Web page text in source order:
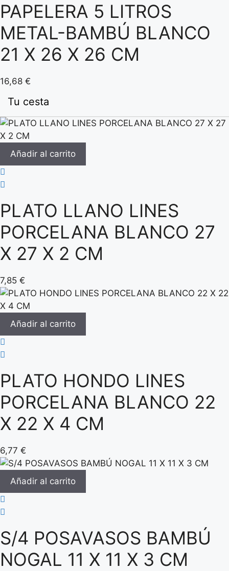
PAPELERA 5 LITROS
METAL-BAMBÚ BLANCO
21 X 26 X 26 CM
16,68 €
Tu cesta
Añadir al carrito
PLATO LLANO LINES
PORCELANA BLANCO 27
X 27 X 2 CM
7,85 €
Añadir al carrito
PLATO HONDO LINES
PORCELANA BLANCO 22
X 22 X 4 CM
6,77 €
Añadir al carrito
S/4 POSAVASOS BAMBÚ
NOGAL 11 X 11 X 3 CM